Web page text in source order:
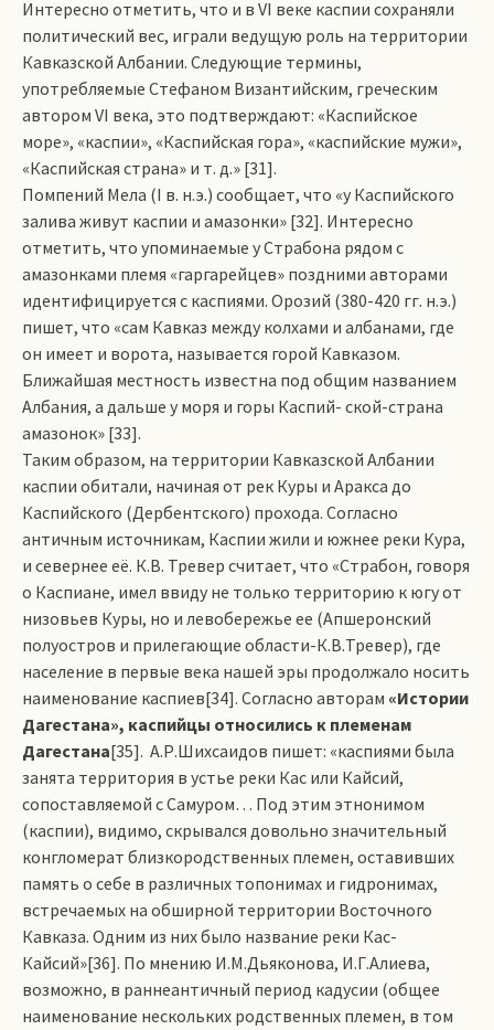
Интересно отметить, что и в VI веке каспии сохраняли
политический вес, играли ведущую роль на территории
Кавказской Албании. Следующие термины,
употребляемые Стефаном Византийским, греческим
автором VI века, это подтверждают: «Каспийское
море», «каспии», «Каспийская гора», «каспийские мужи»,
«Каспийская страна» и т. д.» [31].
Помпений Мела (I в. н.э.) сообщает, что «у Каспийского
залива живут каспии и амазонки» [32]. Интересно
отметить, что упоминаемые у Страбона рядом с
амазонками племя «гаргарейцев» поздними авторами
идентифицируется с каспиями. Орозий (380-420 гг. н.э.)
пишет, что «сам Кавказ между колхами и албанами, где
он имеет и ворота, называется горой Кавказом.
Ближайшая местность известна под общим названием
Албания, а дальше у моря и горы Кас­пий- ской-страна
амазонок» [33].
Таким образом, на территории Кавказской Албании
каспии обитали, начиная от рек Куры и Аракса до
Каспийского (Дербентского) прохода. Согласно
античным источникам, Каспии жили и южнее реки Кура,
и севернее её. К.В. Тревер считает, что «Страбон, говоря
о Каспиане, имел ввиду не только территорию к югу от
низовьев Куры, но и левобережье ее (Апшеронский
полуостров и прилегающие области-К.В.Тревер), где
население в первые века нашей эры продолжало носить
наименование каспиев[34]. Согласно авторам «Истории
Дагестана», каспийцы относились к племенам
Дагестана[35]. А.Р.Ших­­саидов пишет: «каспиями была
занята территория в устье реки Кас или Кайсий,
сопоставляемой с Самуром… Под этим этнонимом
(каспии), видимо, скрывался довольно значительный
конгломерат близкородственных племен, оставивших
память о себе в различных топонимах и гидронимах,
встречаемых на обширной территории Восточного
Кавказа. Одним из них было название реки Кас-
Кайсий»[36]. По мнению И.М.Дьяконова, И.Г.Алиева,
возможно, в раннеантичный период кадусии (общее
наименование нескольких родственных племен, в том